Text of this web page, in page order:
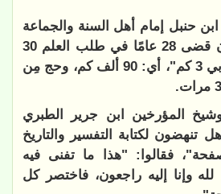
حنبل إمام أهل السنة والجماعة
في محنة خلق القرآن قضى 28 عامًا في طلب العلم 30
ألف ميل "الميل العربي 3 كم"، أي: 90 ألف كم، وحج مِن
المؤرخين ابن جرير الطبري
تنهضون لكتابة التفسير والتاريخ
ألف صفحة"، فقالوا: "هذا ما تفنى فيه
لله وإنا إليه راجعون، فاختصر كل